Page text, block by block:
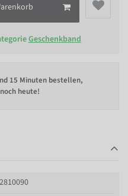
Geschenkband
15 Minuten bestellen,
heute!